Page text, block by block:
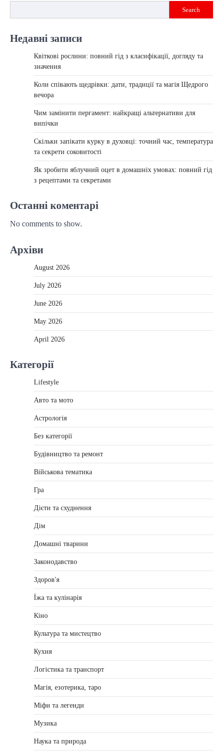
Search
Недавні записи
Квіткові рослини: повний гід з класифікації, догляду та
значення
Коли співають щедрівки: дати, традиції та магія Щедрого
вечора
Чим замінити пергамент: найкращі альтернативи для
випічки
Скільки запікати курку в духовці: точний час, температура
та секрети соковитості
Як зробити яблучний оцет в домашніх умовах: повний гід
з рецептами та секретами
Останні коментарі
No comments to show.
Архіви
August 2026
July 2026
June 2026
May 2026
April 2026
Категорії
Lifestyle
Авто та мото
Астрологія
Без категорії
Будівництво та ремонт
Військова тематика
Гра
Дієти та схуднення
Дім
Домашні тварини
Законодавство
Здоров'я
Їжа та кулінарія
Кіно
Культура та мистецтво
Кухня
Логістика та транспорт
Магія, езотерика, таро
Міфи та легенди
Музика
Наука та природа